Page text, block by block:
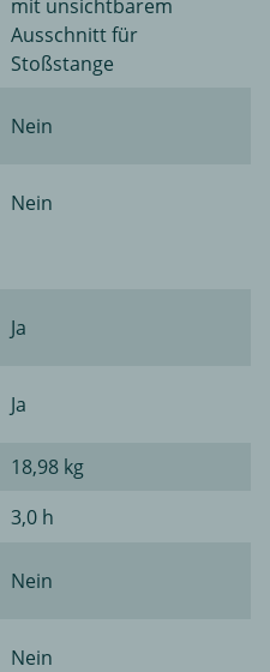
mit unsichtbarem
Ausschnitt für
Stoßstange
Nein
Nein
Ja
Ja
18,98 kg
3,0 h
Nein
Nein